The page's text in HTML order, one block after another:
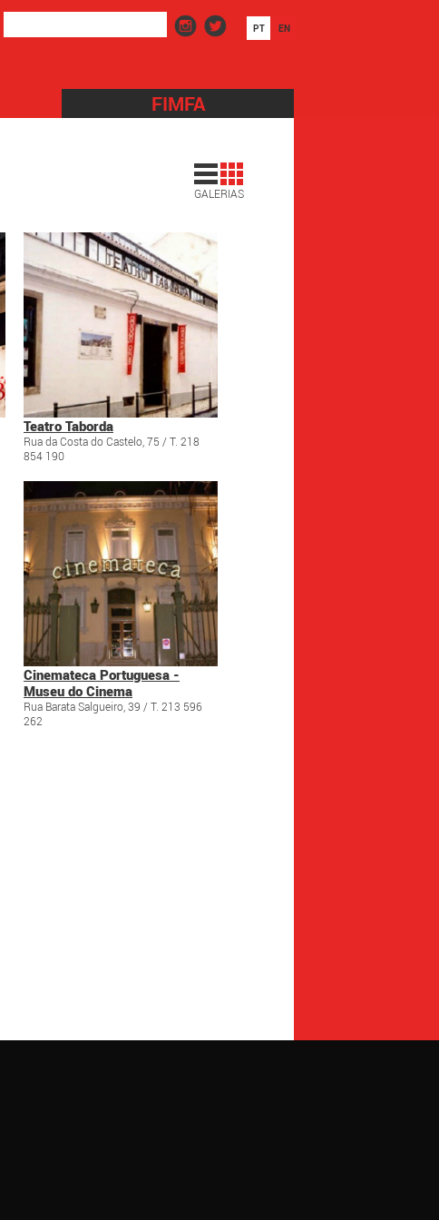
FIMFA
PT EN
GALERIAS
Teatro Taborda
Rua da Costa do Castelo, 75 / T. 218
854 190
Cinemateca Portuguesa -
Museu do Cinema
Rua Barata Salgueiro, 39 / T. 213 596
262